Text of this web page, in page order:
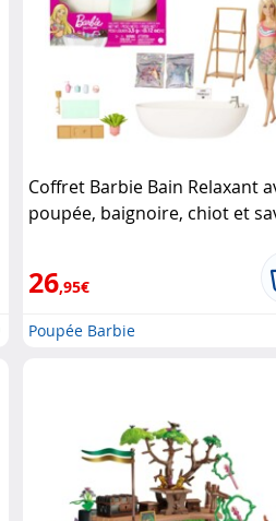
Coffret Barbie Bain Relaxant
poupée, baignoire, chiot et
26,95€
Poupée Barbie